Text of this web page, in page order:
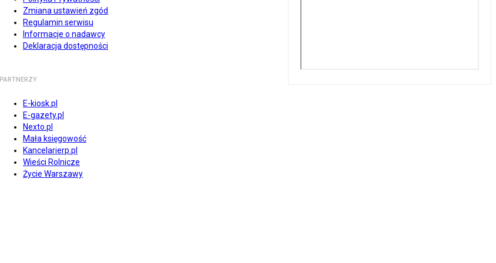
Zmiana ustawień zgód
Regulamin serwisu
Informacje o nadawcy
Deklaracja dostępności
PARTNERZY
E-kiosk.pl
E-gazety.pl
Nexto.pl
Mała księgowość
Kancelarierp.pl
Wieści Rolnicze
Życie Warszawy